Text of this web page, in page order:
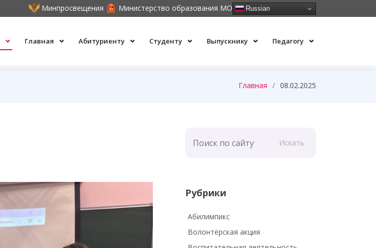
Минпросвещения Министерство образования МО Russian
Главная Абитуриенту Студенту Выпускнику Педагогу
Главная 08.02.2025
Искать
Рубрики
Абилимпикс
Волонтёрская акция